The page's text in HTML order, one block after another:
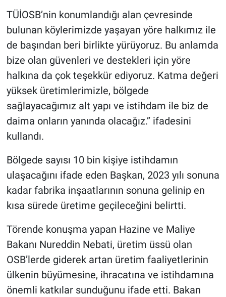
TÜİOSB’nin konumlandığı alan çevresinde
bulunan köylerimizde yaşayan yöre halkımız ile
de başından beri birlikte yürüyoruz. Bu anlamda
bize olan güvenleri ve destekleri için yöre
halkına da çok teşekkür ediyoruz. Katma değeri
yüksek üretimlerimizle, bölgede
sağlayacağımız alt yapı ve istihdam ile biz de
daima onların yanında olacağız.’’ ifadesini
kullandı.
Bölgede sayısı 10 bin kişiye istihdamın
ulaşacağını ifade eden Başkan, 2023 yılı sonuna
kadar fabrika inşaatlarının sonuna gelinip en
kısa sürede üretime geçileceğini belirtti.
Törende konuşma yapan Hazine ve Maliye
Bakanı Nureddin Nebati, üretim üssü olan
OSB’lerde giderek artan üretim faaliyetlerinin
ülkenin büyümesine, ihracatına ve istihdamına
önemli katkılar sunduğunu ifade etti. Bakan